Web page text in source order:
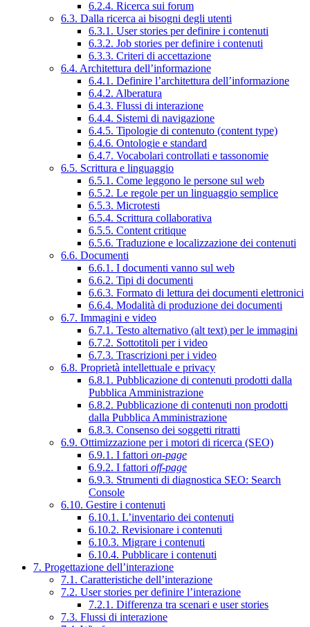
6.2.4. Ricerca sui forum
6.3. Dalla ricerca ai bisogni degli utenti
6.3.1. User stories per definire i contenuti
6.3.2. Job stories per definire i contenuti
6.3.3. Criteri di accettazione
6.4. Architettura dell’informazione
6.4.1. Definire l’architettura dell’informazione
6.4.2. Alberatura
6.4.3. Flussi di interazione
6.4.4. Sistemi di navigazione
6.4.5. Tipologie di contenuto (content type)
6.4.6. Ontologie e standard
6.4.7. Vocabolari controllati e tassonomie
6.5. Scrittura e linguaggio
6.5.1. Come leggono le persone sul web
6.5.2. Le regole per un linguaggio semplice
6.5.3. Microtesti
6.5.4. Scrittura collaborativa
6.5.5. Content critique
6.5.6. Traduzione e localizzazione dei contenuti
6.6. Documenti
6.6.1. I documenti vanno sul web
6.6.2. Tipi di documenti
6.6.3. Formato di lettura dei documenti elettronici
6.6.4. Modalità di produzione dei documenti
6.7. Immagini e video
6.7.1. Testo alternativo (alt text) per le immagini
6.7.2. Sottotitoli per i video
6.7.3. Trascrizioni per i video
6.8. Proprietà intellettuale e privacy
6.8.1. Pubblicazione di contenuti prodotti dalla
Pubblica Amministrazione
6.8.2. Pubblicazione di contenuti non prodotti
dalla Pubblica Amministrazione
6.8.3. Consenso dei soggetti ritratti
6.9. Ottimizzazione per i motori di ricerca (SEO)
6.9.1. I fattori on-page
6.9.2. I fattori off-page
6.9.3. Strumenti di diagnostica SEO: Search
Console
6.10. Gestire i contenuti
6.10.1. L’inventario dei contenuti
6.10.2. Revisionare i contenuti
6.10.3. Migrare i contenuti
6.10.4. Pubblicare i contenuti
7. Progettazione dell’interazione
7.1. Caratteristiche dell’interazione
7.2. User stories per definire l’interazione
7.2.1. Differenza tra scenari e user stories
7.3. Flussi di interazione